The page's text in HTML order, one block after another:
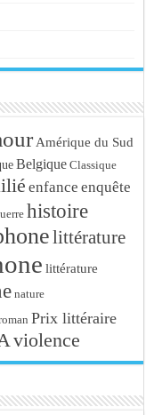
Amérique du Sud
Belgique Classique
enfance enquête
histoire
littérature
littérature
nature
Prix littéraire
violence